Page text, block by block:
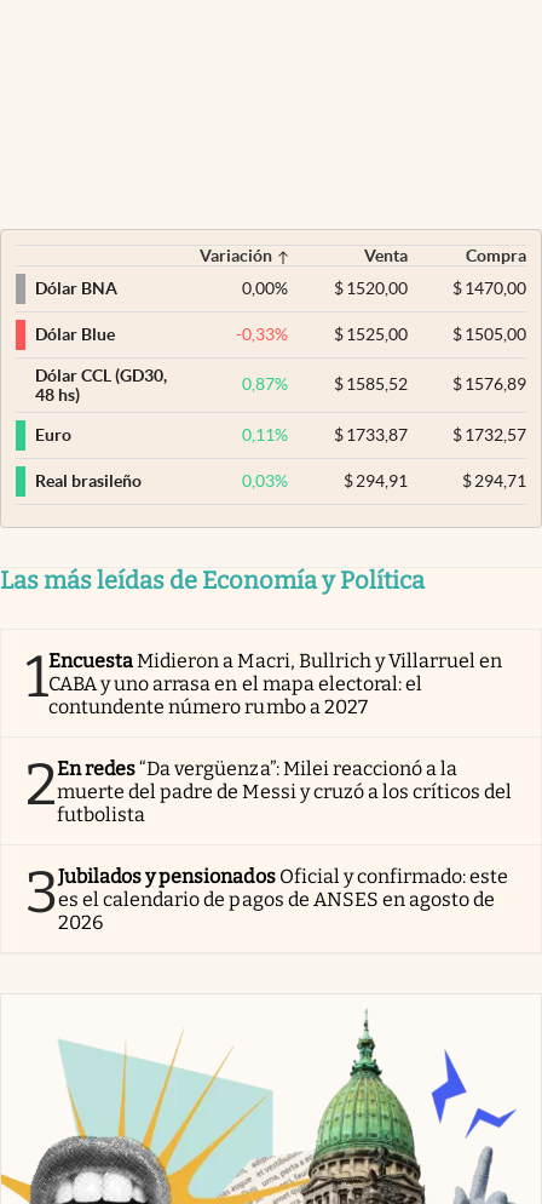
Variación Venta
Compra
Dólar BNA
0,00% $ 1520,00 $1470,00
Dólar Blue -0,33% $ 1525,00 $1505,00
Dólar CCL (GD30,
48 hs)
0,87% $ 1585,52 $1576,89
Euro 0,11% $ 1733,87 $1732,57
Real brasileño 0,03% $ 294,91 $294,71
Las más leídas de Economía y Política
1EncuestaMidieron a Macri, Bullrich y Villarruel en
CABA y uno arrasa en el mapa electoral: el
contundente número rumbo a 2027
2En redes“Da vergüenza”: Milei reaccionó a la
muerte del padre de Messi y cruzó a los críticos del
futbolista
3Jubilados y pensionados Oficial y confirmado: este
es el calendario de pagos de ANSES en agosto de
2026